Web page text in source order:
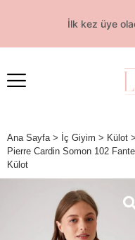
İlk kez üye
Ana Sayfa > İç Giyim > Külot >
Pierre Cardin Somon 102
Külot